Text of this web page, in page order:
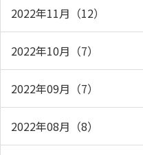
2022年11月（12）
2022年10月（7）
2022年09月（7）
2022年08月（8）